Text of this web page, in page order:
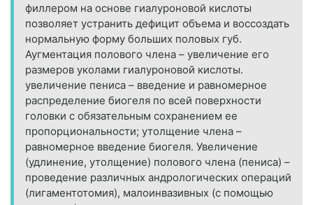
филлером на основе гиалуроновой кислоты
позволяет устранить дефицит объема и воссоздать
нормальную форму больших половых губ.
Аугментация полового члена – увеличение его
размеров уколами гиалуроновой кислоты.
увеличение пениса – введение и равномерное
распределение биогеля по всей поверхности
головки с обязательным сохранением ее
пропорциональности; утолщение члена –
равномерное введение биогеля. Увеличение
(удлинение, утолщение) полового члена (пениса) –
проведение различных андрологических операций
(лигаментотомия), малоинвазивных (с помощью